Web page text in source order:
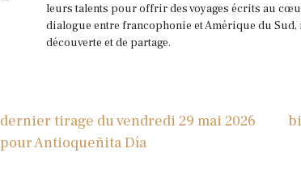
leurs talents pour offrir des voyages écrits au
dialogue entre francophonie et Amérique du
découverte et de partage.
dernier tirage du vendredi 29 mai 2026
pour Antioqueñita Día